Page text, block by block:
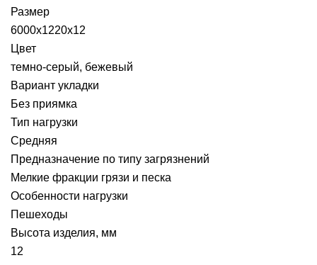
Размер
6000х1220х12
Цвет
темно-серый, бежевый
Вариант укладки
Без приямка
Тип нагрузки
Средняя
Предназначение по типу загрязнений
Мелкие фракции грязи и песка
Особенности нагрузки
Пешеходы
Высота изделия, мм
12